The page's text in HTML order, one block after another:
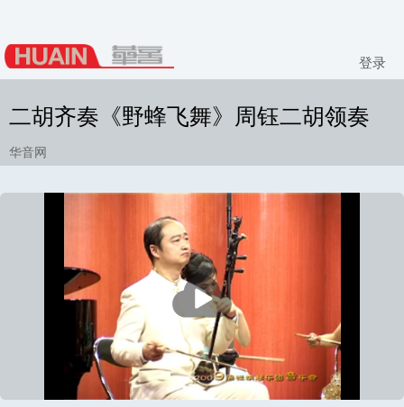
登录
二胡齐奏《野蜂飞舞》周钰二胡领奏
华音网
播
放